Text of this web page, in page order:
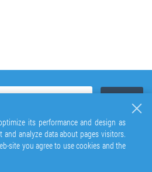
its performance and design as
analyze data about pages visitors.
site you agree to use cookies and the